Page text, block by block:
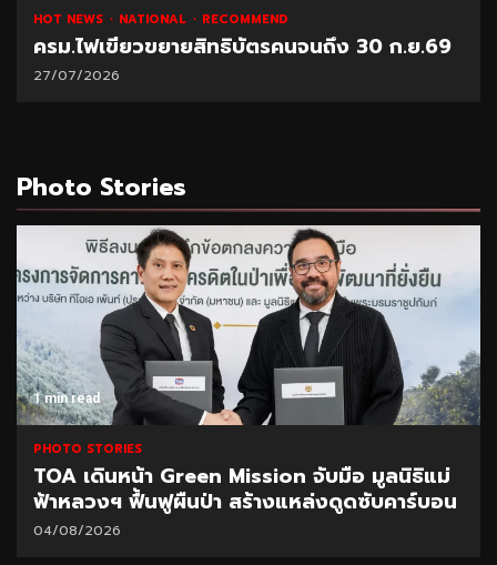
HOT NEWS NATIONAL RECOMMEND
ครม.ไฟเขียวขยายสิทธิบัตรคนจนถึง 30 ก.ย.69
27/07/2026
Photo Stories
1 min read
PHOTO STORIES
TOA เดินหน้า Green Mission จับมือ มูลนิธิแม่
ฟ้าหลวงฯ ฟื้นฟูผืนป่า สร้างแหล่งดูดซับคาร์บอน
04/08/2026